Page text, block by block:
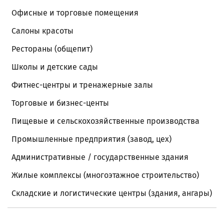
Офисные и торговые помещения
Салоны красоты
Рестораны (общепит)
Школы и детские сады
Фитнес-центры и тренажерные залы
Торговые и бизнес-центы
Пищевые и сельскохозяйственные производства
Промышленные предприятия (завод, цех)
Административные / государственные здания
Жилые комплексы (многоэтажное строительство)
Складские и логистические центры (здания, ангары)